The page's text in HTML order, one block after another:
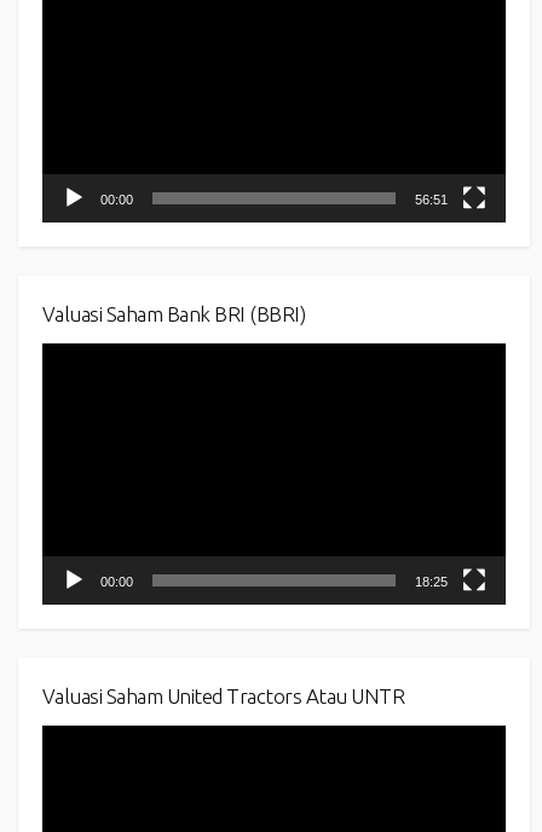
00:00 56:51
Valuasi Saham Bank BRI (BBRI)
00:00 18:25
Valuasi Saham United Tractors Atau UNTR